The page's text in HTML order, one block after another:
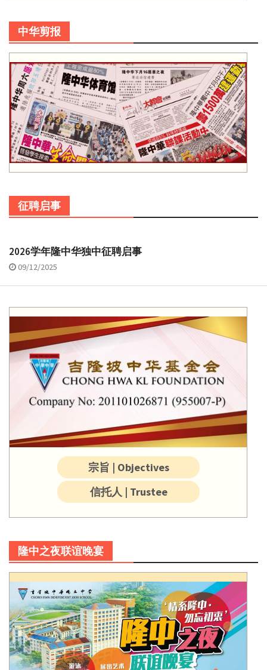
中华剪报
征聘启事
2026学年隆中华独中征聘启事
09/12/2025
宗旨 | Objectives
信托人 | Trustee
隆中之夜联谊晚宴